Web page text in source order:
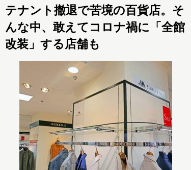
テナント撤退で苦境の百貨店。そ
んな中、敢えてコロナ禍に「全館
改装」する店舗も